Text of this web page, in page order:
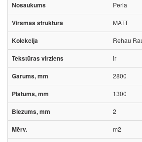
Perla
MATT
Rehau
ir
2800
1300
2
m2